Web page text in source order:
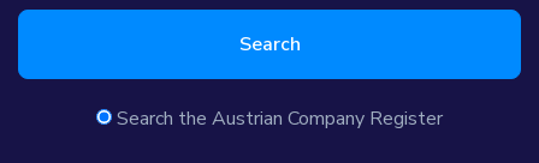
Search
Search the Austrian Company Register